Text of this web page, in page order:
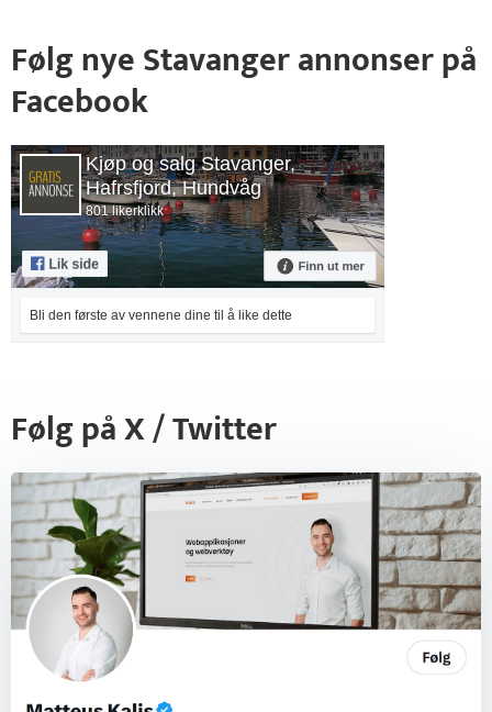
Følg nye Stavanger annonser på
Facebook
Kjøp og salg Stavanger,
Hafrsfjord, Hundvåg
801 likerklikk
Bli den første av vennene dine til å like dette
Følg på X / Twitter